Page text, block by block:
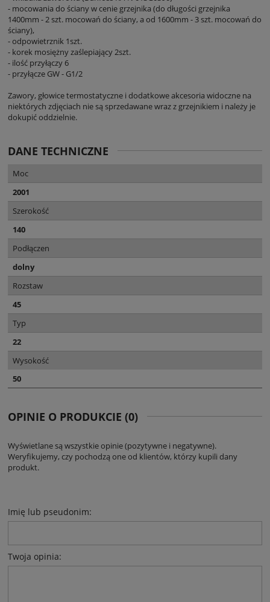
- mocowania do ściany w cenie grzejnika (do długości grzejnika
1400mm - 2 szt. mocowań do ściany, a od 1600mm - 3 szt. mocowań do
ściany),
- odpowietrznik 1szt.
- korek mosiężny zaślepiający 2szt.
- ilość przyłączy 6
- przyłącze GW - G1/2
Zawory, głowice termostatyczne i dodatkowe akcesoria widoczne na
niektórych zdjęciach nie są sprzedawane wraz z grzejnikiem i należy je
dokupić oddzielnie.
DANE TECHNICZNE
Moc
2001
Szerokość
140
Podłączen
dolny
Rozstaw
45
Typ
22
Wysokość
50
OPINIE O PRODUKCIE (0)
Wyświetlane są wszystkie opinie (pozytywne i negatywne).
Weryfikujemy, czy pochodzą one od klientów, którzy kupili dany
produkt.
Imię lub pseudonim:
Twoja opinia: